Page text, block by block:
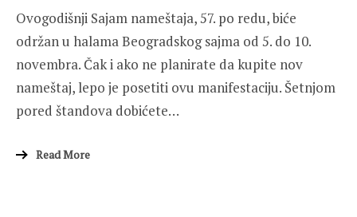
Ovogodišnji Sajam nameštaja, 57. po redu, biće
održan u halama Beogradskog sajma od 5. do 10.
novembra. Čak i ako ne planirate da kupite nov
nameštaj, lepo je posetiti ovu manifestaciju. Šetnjom
pored štandova dobićete…
Read More